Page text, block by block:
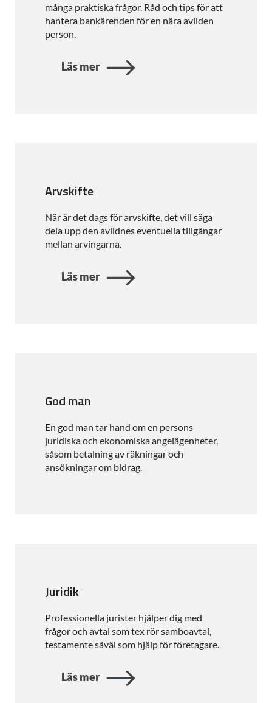
många praktiska frågor. Råd och tips för att
hantera bankärenden för en nära avliden
person.
Läs mer
Arvskifte
När är det dags för arvskifte, det vill säga
dela upp den avlidnes eventuella tillgångar
mellan arvingarna.
Läs mer
God man
En god man tar hand om en persons
juridiska och ekonomiska angelägenheter,
såsom betalning av räkningar och
ansökningar om bidrag.
Juridik
Professionella jurister hjälper dig med
frågor och avtal som tex rör samboavtal,
testamente såväl som hjälp för företagare.
Läs mer